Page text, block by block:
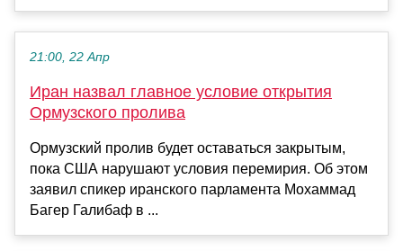
21:00, 22 Апр
Иран назвал главное условие открытия
Ормузского пролива
Ормузский пролив будет оставаться закрытым,
пока США нарушают условия перемирия. Об этом
заявил спикер иранского парламента Мохаммад
Багер Галибаф в ...